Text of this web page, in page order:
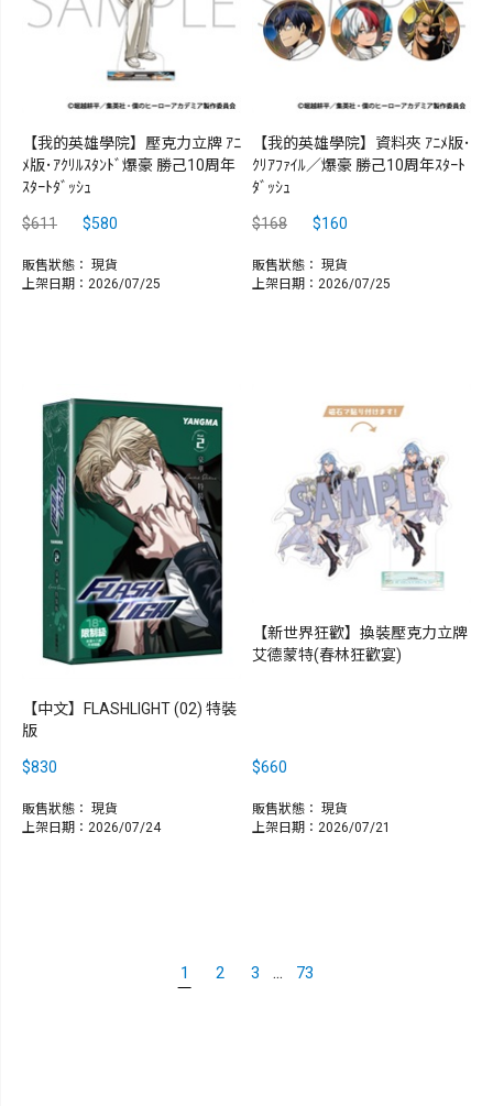
【我的英雄學院】壓克力立牌 ｱﾆ
ﾒ版･ｱｸﾘﾙｽﾀﾝﾄﾞ爆豪 勝己10周年
ｽﾀｰﾄﾀﾞｯｼｭ
$611 $580
販售狀態： 現貨
上架日期：2026/07/25
【我的英雄學院】資料夾 ｱﾆﾒ版･
ｸﾘｱﾌｧｲﾙ／爆豪 勝己10周年ｽﾀｰﾄ
ﾀﾞｯｼｭ
$168 $160
販售狀態： 現貨
上架日期：2026/07/25
【中文】FLASHLIGHT (02) 特裝
版
$830
販售狀態： 現貨
上架日期：2026/07/24
【新世界狂歡】換裝壓克力立牌
艾德蒙特(春林狂歡宴)
$660
販售狀態： 現貨
上架日期：2026/07/21
1 2 3 ... 73